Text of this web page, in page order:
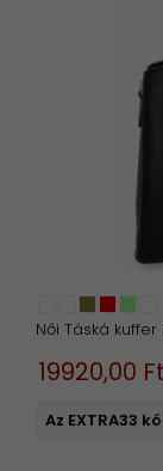
Női Táská kuffer
19920,00 Ft
Az EXTRA33